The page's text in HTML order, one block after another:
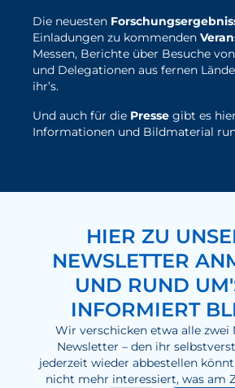
Die neuesten
Einladungen zu kommenden
Messen, Berichte über Besuche
und Delegationen aus fernen
ihr’s.
Und auch für die Presse gibt es
Informationen und Bildmaterial
hier geht's zu den
HIER ZU
NEWSLETTER
UND RUND
INFORMIERT
Wir verschicken etwa alle zwei
Newsletter – den ihr
jederzeit wieder abbestellen
nicht mehr interessiert, was am